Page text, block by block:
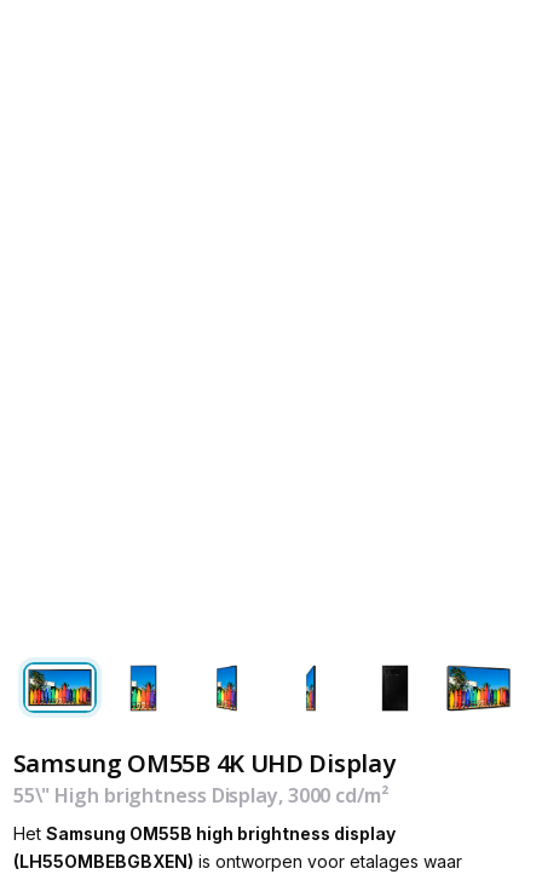
Samsung OM55B 4K UHD Display
55\" High brightness Display, 3000 cd/m²
Het Samsung OM55B high brightness display
(LH55OMBEBGBXEN) is ontworpen voor etalages waar